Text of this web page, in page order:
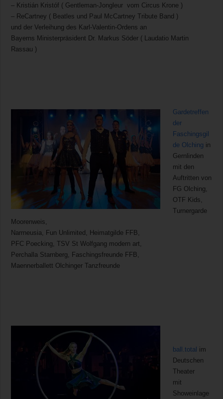
– Kristián Kristóf ( Gentleman-Jongleur vom Circus Krone )
– ReCartney ( Beatles und Paul McCartney Tribute Band )
und der Verleihung des Karl-Valentin-Ordens an
Bayerns Ministerpräsident Dr. Markus Söder ( Laudatio Martin
Rassau )
Gard etreffen
der
Faschingsgil
de Olching in
Gernlinden
mit den
Auftritten von
FG Olching,
OTF Kids,
Turnergarde
Moorenweis,
Narrneusia, Fun Unlimited, Heimatgilde FFB,
PFC Poecking, TSV St Wolfgang modern art,
Perchalla Starnberg, Faschingsfreunde FFB,
Maennerballett Olchinger Tanzfreunde
ball.total im
Deutschen
Theater
mit
Showeinlage